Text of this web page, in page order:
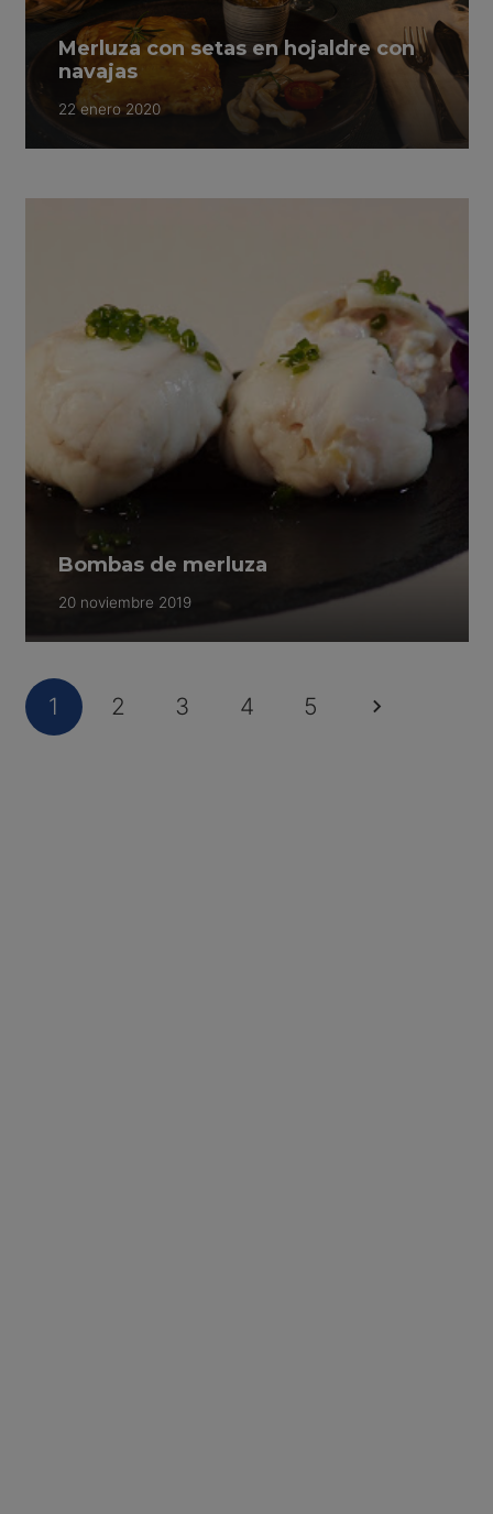
Merluza con setas en hojaldre con
navajas
22 enero 2020
Bombas de merluza
20 noviembre 2019
1 2 3 4 5